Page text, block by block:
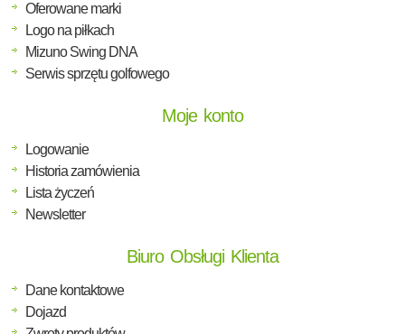
Oferowane marki
Logo na piłkach
Mizuno Swing DNA
Serwis sprzętu golfowego
Moje konto
Logowanie
Historia zamówienia
Lista życzeń
Newsletter
Biuro Obsługi Klienta
Dane kontaktowe
Dojazd